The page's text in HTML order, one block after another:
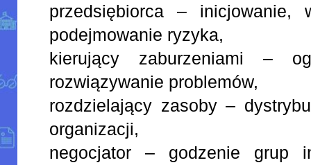
przedsiębiorca – inicjowanie,
podejmowanie ryzyka,
kierujący zaburzeniami –
rozwiązywanie problemów,
rozdzielający zasoby –
organizacji,
negocjator – godzenie grup